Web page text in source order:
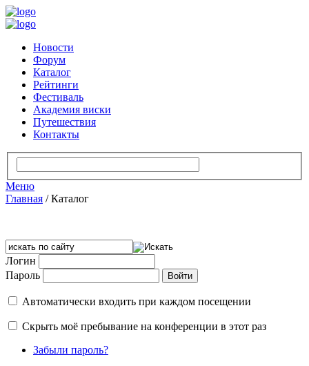
Новости
Форум
Каталог
Рейтинги
Фестиваль
Академия виски
Путешествия
Контакты
Меню
Главная /Каталог
Логин
Пароль
Автоматически входить при каждом посещении
Скрыть моё пребывание на конференции в этот раз
Забыли пароль?